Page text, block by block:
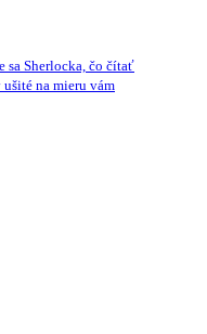
sa Sherlocka, čo čítať
na mieru vám